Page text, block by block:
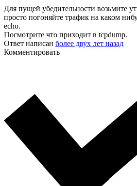
Для пущей убедительности возьмите
просто погоняйте трафик на каком
echo.
Посмотрите что приходит в tcpdump.
Ответ написан более двух лет назад
Комментировать